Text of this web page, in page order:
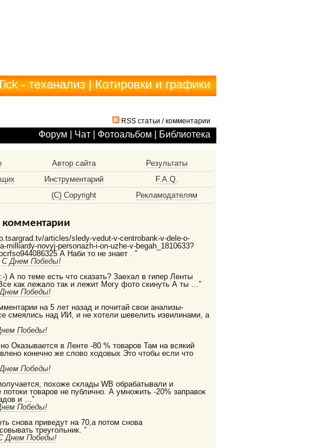
- теханализ Котировки и графики
RSS статьи /комментарии
Форум Чат Фотоальбом Библиотека
Автор сайта
Результаты
Инструментарий
F.A.Q.
(С) Copyright Рекламодателям
комментарии
articles/sledy-vedut-v-centrobank-v-dele-o-
milliardy-novyj-personazh-i-on-uzhe-v-begah_1810633?
А Наби то не знает . ”
C Днем Победы!
) А по теме есть что сказать? Заехал в гипер Ленты
как лежало так и лежит Могу фото скинуть А ты …”
Победы!
на 5 лет назад и почитай свои анализы-
смеялись над ИИ, и не хотели шевелить извилинами, а
Победы!
Оказывается в Ленте -80 % товаров Там на всякий
конечно же слово ходовых Это чтобы если что
Победы!
похоже склады WB обрабатывали и
потоки товаров не публично. А умножить -20% заправок
и …”
Победы!
снова приведут на 70,а потом снова
треугольник. ”
Днем Победы!